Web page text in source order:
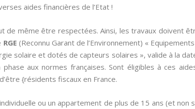
aides financières de l’Etat !
de même être respectées. Ainsi, les travaux doivent
RGE (Reconnu Garant de l’Environnement) «
solaire et dotés de capteurs solaires », valide à la
aux normes françaises. Sont éligibles à ces
{résidents fiscaux en France.
ou un appartement de plus de 15 ans (et non